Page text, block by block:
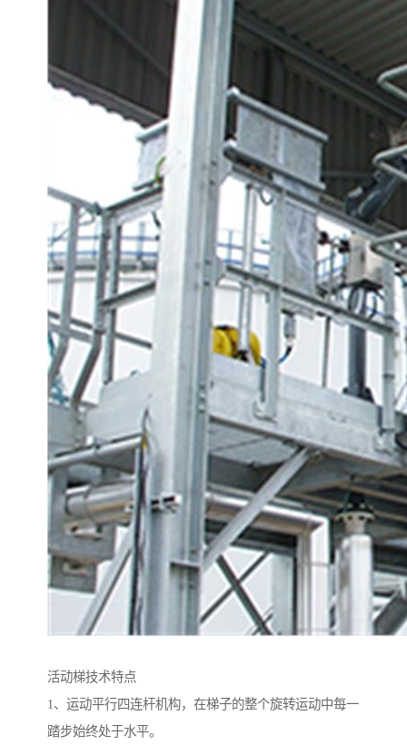
活动梯技术特点
1、运动平行四连杆机构，在梯子的整个旋转运动中每一
踏步始终处于水平。